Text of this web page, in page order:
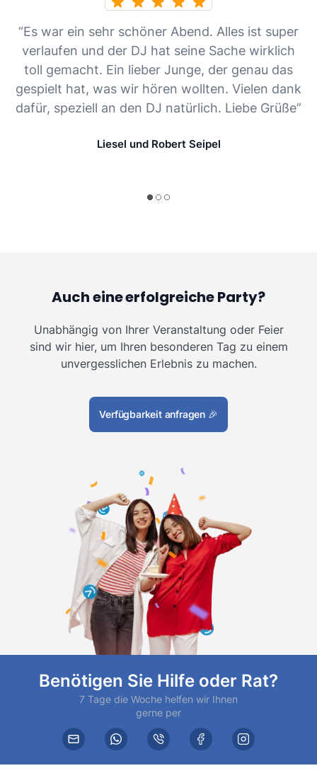
“Es war ein sehr schöner Abend. Alles ist super
verlaufen und der DJ hat seine Sache wirklich
toll gemacht. Ein lieber Junge, der genau das
gespielt hat, was wir hören wollten. Vielen dank
dafür, speziell an den DJ natürlich. Liebe Grüße”
Liesel und Robert Seipel
Auch eine erfolgreiche Party?
Unabhängig von Ihrer Veranstaltung oder Feier
sind wir hier, um Ihren besonderen Tag zu einem
unvergesslichen Erlebnis zu machen.
Verfügbarkeit anfragen 🎉
Benötigen Sie Hilfe oder Rat?
7 Tage die Woche helfen wir Ihnen
gerne per